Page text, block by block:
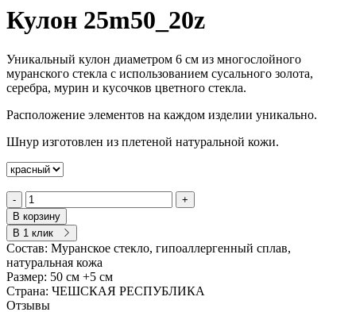
Кулон 25m50_20z
Уникальный кулон диаметром 6 см из многослойного
муранского стекла с использованием сусального золота,
серебра, мурин и кусочков цветного стекла.
Расположение элементов на каждом изделии уникально.
Шнур изготовлен из плетеной натуральной кожи.
-
+
В корзину
В 1 клик
Состав: Муранское стекло, гипоаллергенный сплав,
натуральная кожа
Размер: 50 см +5 см
Страна: ЧЕШСКАЯ РЕСПУБЛИКА
Отзывы